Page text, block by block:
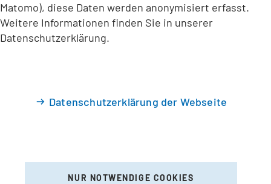
Matomo), diese Daten werden anonymisiert erfasst.
Weitere Informationen finden Sie in unserer
Datenschutzerklärung.
Datenschutzerklärung der Webseite
NUR NOTWENDIGE COOKIES